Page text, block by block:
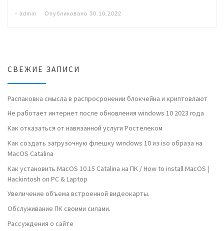
- admin Опубликовано 30.10.2022
СВЕЖИЕ ЗАПИСИ
Распаковка смысла в распросронении блокчейна и криптовлают
Не работает интернет после обновления windows 10 2023 года
Как отказаться от навязанной услуги Ростелеком
Как создать загрузочную флешку windows 10 из iso образа на
MacOS Catalina
Как установить MacOS 10.15 Catalina на ПК / How to install MacOS |
Hackintosh on PC & Laptop
Увеличение объема встроенной видеокарты.
Обслуживание ПК своими силами.
Рассуждения о сайте